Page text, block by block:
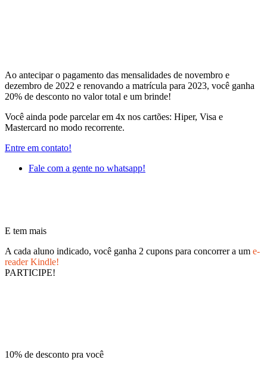
Ao antecipar o pagamento das mensalidades de novembro e
dezembro de 2022 e renovando a matrícula para 2023, você ganha
20% de desconto no valor total e um brinde!
Você ainda pode parcelar em 4x nos cartões: Hiper, Visa e
Mastercard no modo recorrente.
Entre em contato!
Fale com a gente no whatsapp!
E tem mais
A cada aluno indicado, você ganha 2 cupons para concorrer a um e-
reader Kindle!
PARTICIPE!
10% de desconto pra você